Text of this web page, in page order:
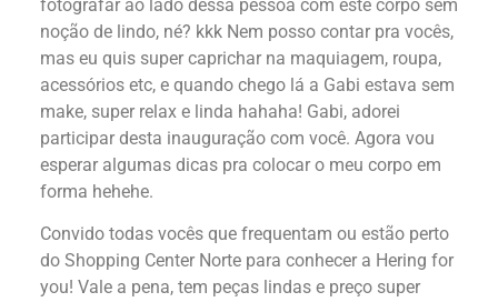
fotografar ao lado dessa pessoa com este corpo sem
noção de lindo, né? kkk Nem posso contar pra vocês,
mas eu quis super caprichar na maquiagem, roupa,
acessórios etc, e quando chego lá a Gabi estava sem
make, super relax e linda hahaha! Gabi, adorei
participar desta inauguração com você. Agora vou
esperar algumas dicas pra colocar o meu corpo em
forma hehehe.
Convido todas vocês que frequentam ou estão perto
do Shopping Center Norte para conhecer a Hering for
you! Vale a pena, tem peças lindas e preço super